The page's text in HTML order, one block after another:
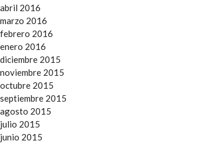
abril 2016
marzo 2016
febrero 2016
enero 2016
diciembre 2015
noviembre 2015
octubre 2015
septiembre 2015
agosto 2015
julio 2015
junio 2015